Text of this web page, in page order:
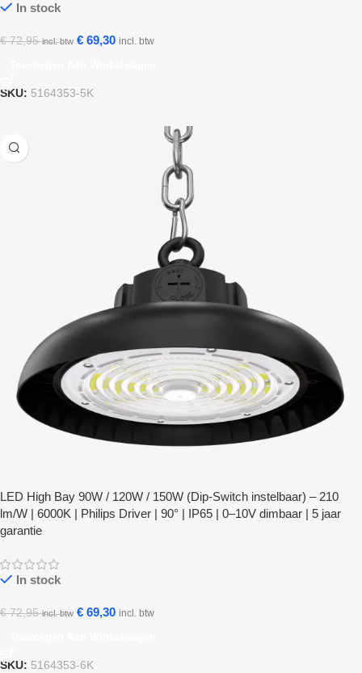
In stock
€72,95 incl. btw € 69,30 incl. btw
SKU: 5164353-5K
LED High Bay 90W / 120W / 150W (Dip-Switch instelbaar) – 210
lm/W | 6000K | Philips Driver | 90° | IP65 | 0–10V dimbaar | 5 jaar
garantie
In stock
€72,95 incl. btw € 69,30 incl. btw
SKU: 5164353-6K